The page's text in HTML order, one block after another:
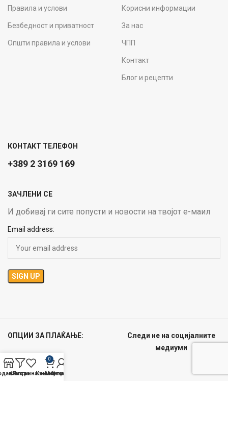
Правила и услови
Безбедност и приватност
Општи правила и услови
Корисни информации
За нас
ЧПП
Контакт
Блог и рецепти
КОНТАКТ ТЕЛЕФОН
+389 2 3169 169
ЗАЧЛЕНИ СЕ
И добивај ги сите попусти и новости на твојот е-маил
Email address:
ОПЦИИ ЗА ПЛАЌАЊЕ:
Следи не на социјалните
медиуми
Филтри
Листа на желби
0
Кошничка
Мој профил